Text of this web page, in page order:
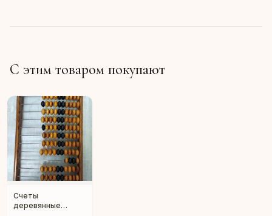
С этим товаром покупают
Счеты
деревянные